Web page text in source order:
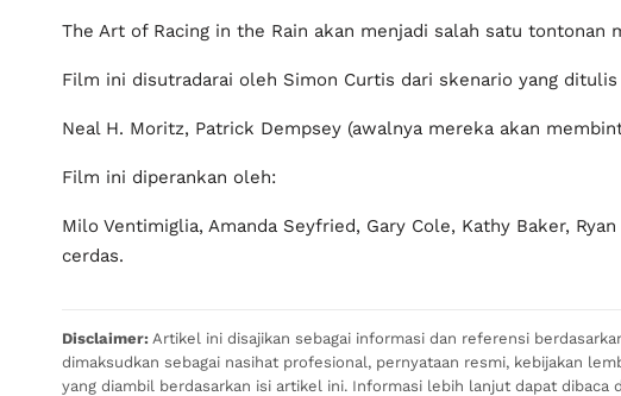
The Art of Racing in the Rain akan menjadi salah satu tontonan
Film ini disutradarai oleh Simon Curtis dari skenario yang
Neal H. Moritz, Patrick Dempsey (awalnya mereka akan
Film ini diperankan oleh:
Milo Ventimiglia, Amanda Seyfried, Gary Cole, Kathy Baker,
cerdas.
Disclaimer: Artikel ini disajikan sebagai informasi dan referensi
dimaksudkan sebagai nasihat profesional, pernyataan resmi, kebijakan
yang diambil berdasarkan isi artikel ini. Informasi lebih lanjut dapat dibaca